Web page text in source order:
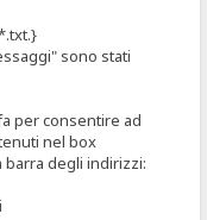
sono stati
per consentire ad
nel box
barra degli indirizzi: